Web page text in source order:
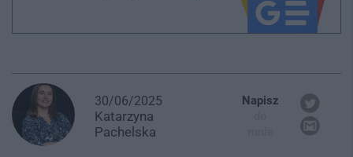
30/06/2025
Katarzyna
Pachelska
Napisz